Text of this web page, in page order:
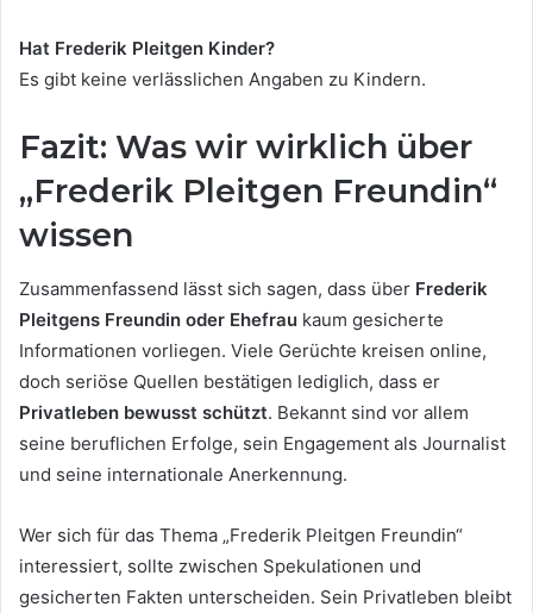
Hat Frederik Pleitgen Kinder?
Es gibt keine verlässlichen Angaben zu Kindern.
Fazit: Was wir wirklich über
„Frederik Pleitgen Freundin“
wissen
Zusammenfassend lässt sich sagen, dass über Frederik
Pleitgens Freundin oder Ehefrau kaum gesicherte
Informationen vorliegen. Viele Gerüchte kreisen online,
doch seriöse Quellen bestätigen lediglich, dass er
Privatleben bewusst schützt. Bekannt sind vor allem
seine beruflichen Erfolge, sein Engagement als Journalist
und seine internationale Anerkennung.
Wer sich für das Thema „Frederik Pleitgen Freundin“
interessiert, sollte zwischen Spekulationen und
gesicherten Fakten unterscheiden. Sein Privatleben bleibt